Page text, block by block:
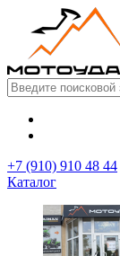
+7 (910) 910 48 44
Каталог